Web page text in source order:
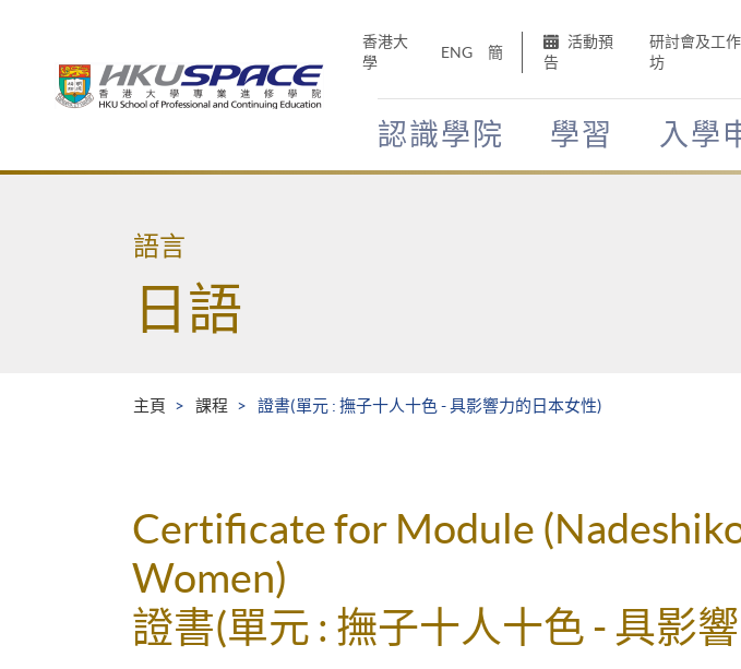
香港大
學
ENG 簡
活動預
告
研討會及工作
坊
認識學院 學習 入學
Main
語言
日語
主頁 課程 證書(單元 : 撫子十人十色 - 具影響力的日本女性)
Certificate for Module
Women)
證書(單元 : 撫子十人十色 - 具影